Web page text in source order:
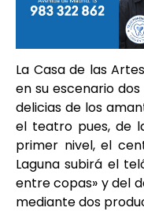
La Casa de las
en su escenario
delicias de los
el teatro pues, de
primer nivel, el
Laguna subirá el
entre copas» y del
mediante dos